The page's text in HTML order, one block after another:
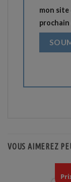
mon site
VOUS AIMEREZ